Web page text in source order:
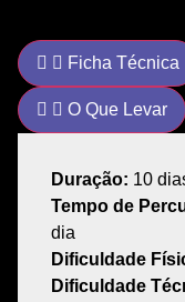
Ficha Técnica
O Que Levar
Duração: 10
Tempo de
dia
Dificuldade
Dificuldade